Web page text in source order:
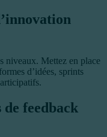
niveaux. Mettez en place
d’idées, sprints
de feedback